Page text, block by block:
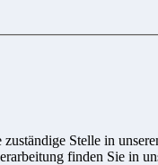
Stelle in
finden Sie in